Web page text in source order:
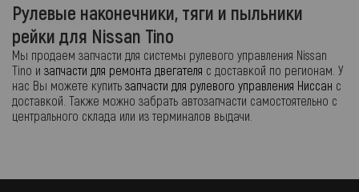
Рулевые наконечники, тяги и пыльники
рейки для Nissan Tino
Мы продаем запчасти для системы рулевого управления Nissan
Tino и запчасти для ремонта двегателя с доставкой по регионам. У
нас Вы можете купить запчасти для рулевого управления Ниссан с
доставкой. Также можно забрать автозапчасти самостоятельно с
центрального склада или из терминалов выдачи.